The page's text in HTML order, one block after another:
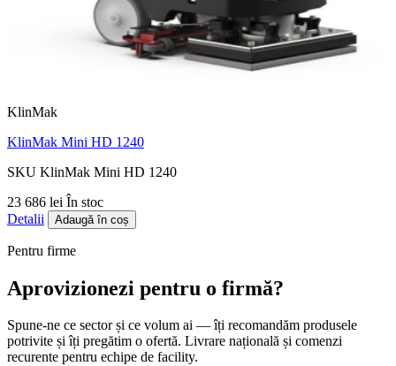
KlinMak
KlinMak Mini HD 1240
SKU KlinMak Mini HD 1240
23 686 lei În stoc
Detalii
Adaugă în coș
Pentru firme
Aprovizionezi pentru o firmă?
Spune-ne ce sector și ce volum ai — îți recomandăm produsele
potrivite și îți pregătim o ofertă. Livrare națională și comenzi
recurente pentru echipe de facility.